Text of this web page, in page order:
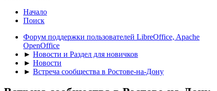
Начало
Поиск
Форум поддержки пользователей LibreOffice, Apache
OpenOffice
► Новости и Раздел для новичков
► Новости
► Встреча сообщества в Ростове-на-Дону